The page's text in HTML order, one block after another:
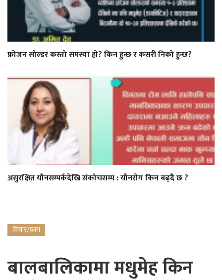
फ्रोजन सोल्डर कस्तो समस्या हो? किन हुन्छ र कसरी निको हुन्छ?
असुरक्षित यौनसम्पर्कदेखि संकोचसम्म : यौनरोग किन बढ्दै छ ?
विचार/ब्लग
बालबालिकामा मधुमेह किन